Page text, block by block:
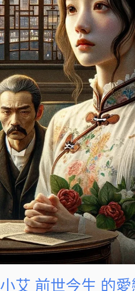
小艾 前世今生 的
愛
戀
與
擇